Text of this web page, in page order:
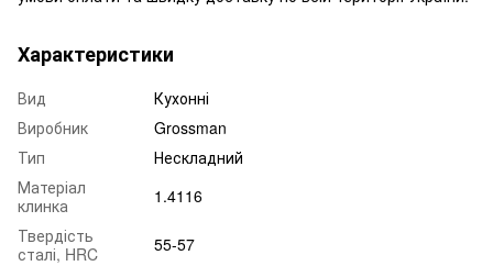
Характеристики
Вид
Кухонні
Виробник
Grossman
Тип
Нескладний
Матеріал
клинка
1.4116
Твердість
сталі, HRC
55-57